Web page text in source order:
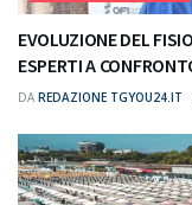
EVOLUZIONE DEL
ESPERTI A
DA REDAZIONE TGYOU24.IT